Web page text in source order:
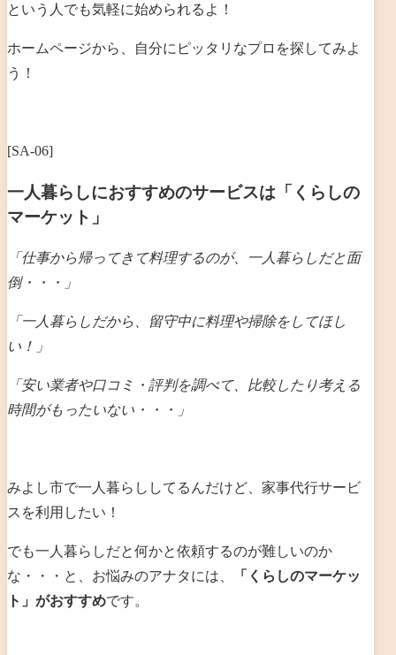
という人でも気軽に始められるよ！
ホームページから、自分にピッタリなプロを探してみよ
う！
[SA-06]
一人暮らしにおすすめのサービスは「くらしの
マーケット」
「仕事から帰ってきて料理するのが、一人暮らしだと面
倒・・・」
「一人暮らしだから、留守中に料理や掃除をしてほし
い！」
「安い業者や口コミ・評判を調べて、比較したり考える
時間がもったいない・・・」
みよし市で一人暮らししてるんだけど、家事代行サービ
スを利用したい！
でも一人暮らしだと何かと依頼するのが難しいのか
な・・・と、お悩みのアナタには、
「くらしのマーケッ
ト」がおすすめです。